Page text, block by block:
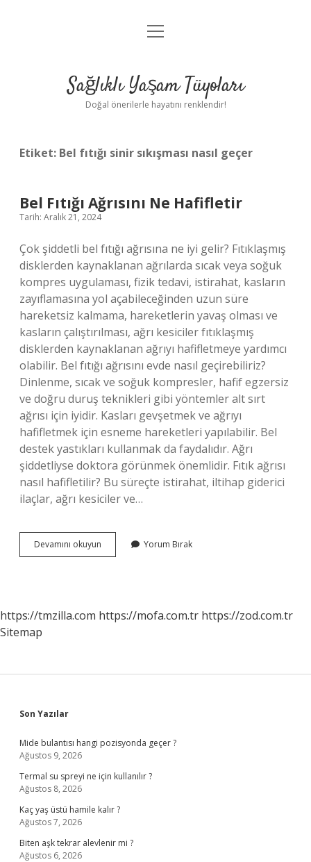
Anasayfa
Yasal Uyarı
menüyü
Sağlıklı Yaşam Tüyoları
Doğal önerilerle hayatını renklendir!
Etiket: Bel fıtığı sinir sıkışması nasıl geçer
Bel Fıtığı Ağrısını Ne Hafifletir
Tarih: Aralık 21, 2024
Çok şiddetli bel fıtığı ağrısına ne iyi gelir? Fıtıklaşmış
disklerden kaynaklanan ağrılarda sıcak veya soğuk
kompres uygulaması, fizik tedavi, istirahat, kasların
zayıflamasına yol açabileceğinden uzun süre
hareketsiz kalmama, hareketlerin yavaş olması ve
kasların çalıştırılması, ağrı kesiciler fıtıklaşmış
disklerden kaynaklanan ağrıyı hafifletmeye yardımcı
olabilir. Bel fıtığı ağrısını evde nasıl geçirebiliriz?
Dinlenme, sıcak ve soğuk kompresler, hafif egzersiz
ve doğru duruş teknikleri gibi yöntemler alt sırt
ağrısı için iyidir. Kasları gevşetmek ve ağrıyı
hafifletmek için esneme hareketleri yapılabilir. Bel
destek yastıkları kullanmak da faydalıdır. Ağrı
şiddetliyse doktora görünmek önemlidir. Fıtık ağrısı
nasıl hafifletilir? Bu süreçte istirahat, iltihap giderici
ilaçlar, ağrı kesiciler ve…
Devamını okuyun
Fıtığı
Yorum Bırak
https://tmzilla.com https://mofa.com.tr https://zod.com.tr
Sitemap
Sidebar
Son Yazılar
Mide bulantısı hangi pozisyonda geçer ?
Ağustos 9, 2026
Termal su spreyi ne için kullanılır ?
Ağustos 8, 2026
Kaç yaş üstü hamile kalır ?
Ağustos 7, 2026
Biten aşk tekrar alevlenir mi ?
Ağustos 6, 2026